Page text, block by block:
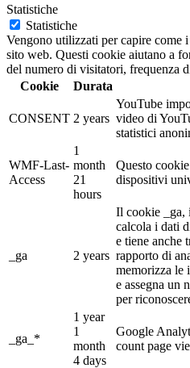
Statistiche
Statistiche
Vengono utilizzati per capire come
sito web. Questi cookie aiutano a
del numero di visitatori, frequenza
Cookie
Durata
CONSENT 2 years
YouTube
video di
statistici
WMF-Last-
Access
1
month
21
hours
Questo
dispositivi
_ga 2 years
Il cookie _ga,
calcola i dati
e tiene anche
rapporto di
memorizza le
e assegna un
per
_ga_*
1 year
1
month
4 days
Google
count page